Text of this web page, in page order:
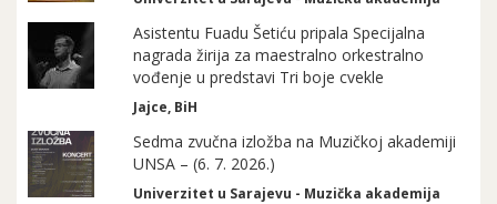
Asistentu Fuadu Šetiću pripala Specijalna
nagrada žirija za maestralno orkestralno
vođenje u predstavi Tri boje cvekle
Jajce, BiH
Sedma zvučna izložba na Muzičkoj akademiji
UNSA – (6. 7. 2026.)
Univerzitet u Sarajevu - Muzička akademija